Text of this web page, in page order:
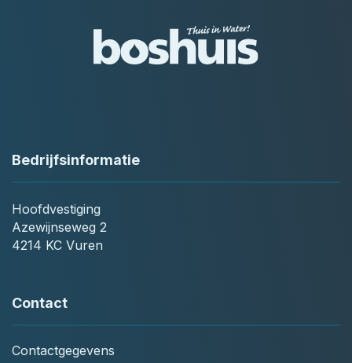
Bedrijfsinformatie
Hoofdvestiging
Azewijnseweg 2
4214 KC Vuren
Contact
Contactgegevens